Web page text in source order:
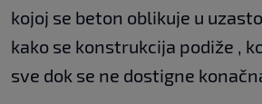
kojoj se beton oblikuje u
kako se konstrukcija podiže ,
sve dok se ne dostigne